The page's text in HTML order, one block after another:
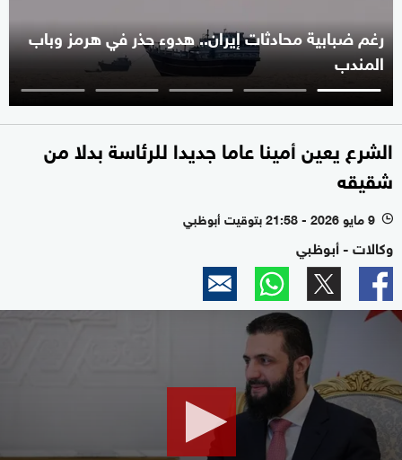
رغم ضبابية محادثات إيران.. هدوء حذر في هرمز وباب
المندب
الشرع يعين أمينا عاما جديدا للرئاسة بدلا من
شقيقه
l 9 مايو 2026 - 21:58 بتوقيت أبوظبي
وكالات - أبوظبي